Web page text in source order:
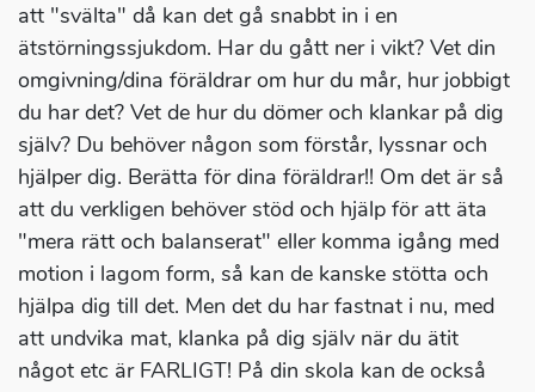
att "svälta" då kan det gå snabbt in i en
ätstörningssjukdom. Har du gått ner i vikt? Vet din
omgivning/dina föräldrar om hur du mår, hur jobbigt
du har det? Vet de hur du dömer och klankar på dig
själv? Du behöver någon som förstår, lyssnar och
hjälper dig. Berätta för dina föräldrar!! Om det är så
att du verkligen behöver stöd och hjälp för att äta
"mera rätt och balanserat" eller komma igång med
motion i lagom form, så kan de kanske stötta och
hjälpa dig till det. Men det du har fastnat i nu, med
att undvika mat, klanka på dig själv när du ätit
något etc är FARLIGT! På din skola kan de också